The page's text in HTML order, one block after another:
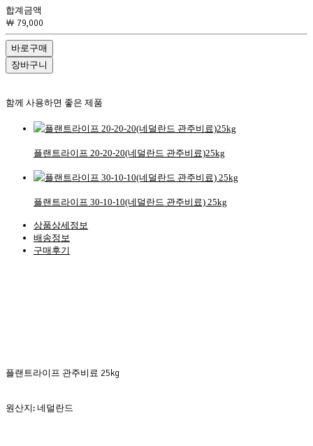
합계금액
￦ 79,000
바로구매
장바구니
함께 사용하면 좋은 제품
플랜트라이프 20-20-20(네덜란드 관주비료)25kg
플랜트라이프 30-10-10(네덜란드 관주비료) 25kg
상품상세정보
배송정보
구매후기
플랜트라이프 관주비료 25kg
원산지: 네덜란드